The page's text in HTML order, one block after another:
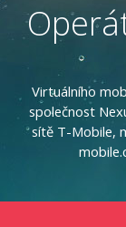
Virtuálního
společnost
sítě T-Mobile,